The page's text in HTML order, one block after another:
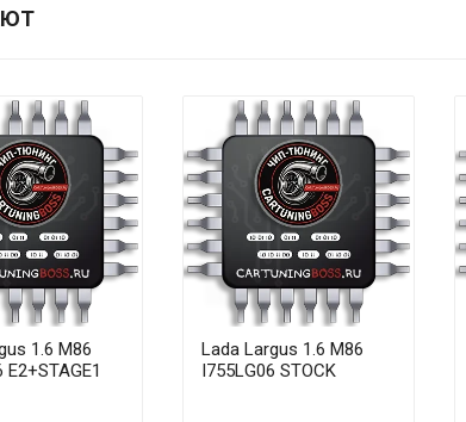
1.6 M86
E2+STAGE1
Lada Largus 1.6 M86
I755LG06 STOCK